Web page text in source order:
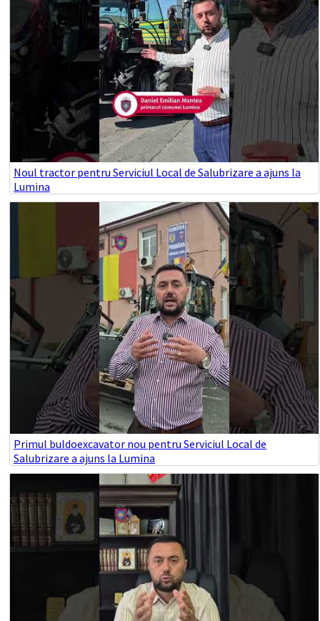
Noul tractor pentru Serviciul Local de Salubrizare a ajuns la
Lumina
Primul buldoexcavator nou pentru Serviciul Local de
Salubrizare a ajuns la Lumina